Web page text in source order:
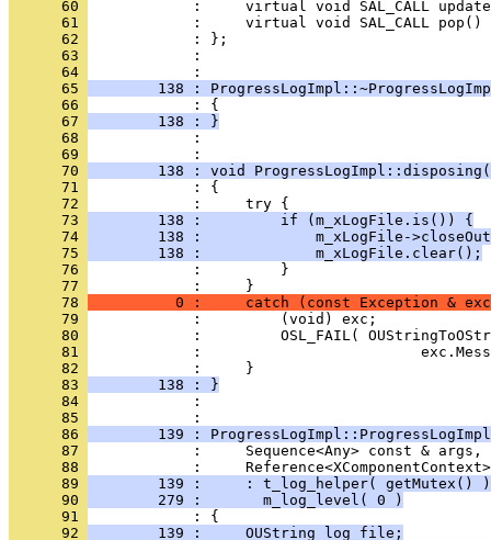
      60
      61
      62
      63
            :
      64
      65
138 :
      66
      67
        138 : }
      68
            :
      69
      70
138 : void
      71
      72
      73
        138 :         if (m_xLogFile.is()) {
      74
138 :             m_xLogFile-
      75
        138 :             m_xLogFile.clear();
      76
      77
      78
0 :     catch (const Exception &
      79
      80
      81
      82
      83
        138 : }
      84
            :
      85
      86
139 :
      87
      88
      89
139 :     : t_log_helper( getMutex()
      90
        279 :       m_log_level( 0 )
      91
      92
        139 :     OUString log_file;